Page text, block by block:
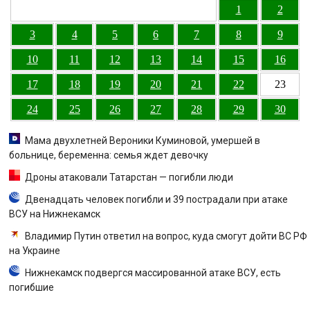
1
2
3 4 5 6 7 8 9
10 11 12 13 14 15 16
17 18 19 20 21 22 23
24 25 26 27 28 29 30
Мама двухлетней Вероники Куминовой, умершей в
больнице, беременна: семья ждет девочку
Дроны атаковали Татарстан — погибли люди
Двенадцать человек погибли и 39 пострадали при атаке
ВСУ на Нижнекамск
Владимир Путин ответил на вопрос, куда смогут дойти ВС РФ
на Украине
Нижнекамск подвергся массированной атаке ВСУ, есть
погибшие